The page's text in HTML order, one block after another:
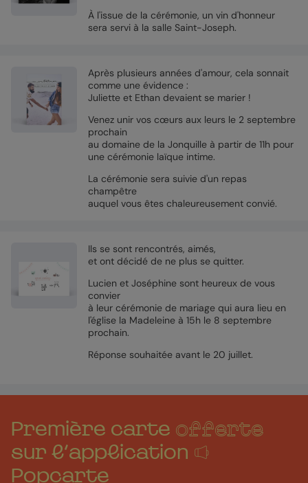
À l'issue de la cérémonie, un vin d'honneur
sera servi à la salle Saint-Joseph.
Après plusieurs années d'amour, cela sonnait
comme une évidence :
Juliette et Ethan devaient se marier !
Venez unir vos cœurs aux leurs le 2 septembre
prochain
au domaine de la Jonquille à partir de 11h pour
une cérémonie laïque intime.
La cérémonie sera suivie d'un repas
champêtre
auquel vous êtes chaleureusement convié.
Ils se sont rencontrés, aimés,
et ont décidé de ne plus se quitter.
Lucien et Joséphine sont heureux de vous
convier
à leur cérémonie de mariage qui aura lieu en
l'église la Madeleine à 15h le 8 septembre
prochain.
Réponse souhaitée avant le 20 juillet.
Première carte offerte
sur l'application
Popcarte